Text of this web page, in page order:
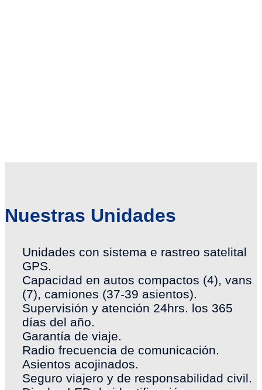
Nuestras Unidades
Unidades con sistema e rastreo satelital
GPS.
Capacidad en autos compactos (4), vans
(7), camiones (37-39 asientos).
Supervisión y atención 24hrs. los 365
días del año.
Garantía de viaje.
Radio frecuencia de comunicación.
Asientos acojinados.
Seguro viajero y de responsabilidad civil.